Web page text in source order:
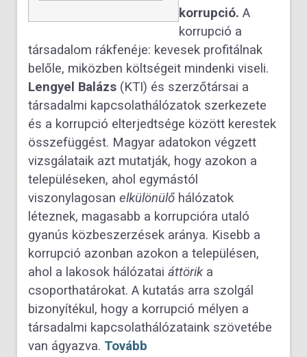
korrupció. A
korrupció a
társadalom rákfenéje: kevesek profitálnak
belőle, miközben költségeit mindenki viseli.
Lengyel Balázs (KTI) és szerzőtársai a
társadalmi kapcsolathálózatok szerkezete
és a korrupció elterjedtsége között kerestek
összefüggést. Magyar adatokon végzett
vizsgálataik azt mutatják, hogy azokon a
településeken, ahol egymástól
viszonylagosan elkülönülőhálózatok
léteznek, magasabb a korrupcióra utaló
gyanús közbeszerzések aránya. Kisebb a
korrupció azonban azokon a településen,
ahol a lakosok hálózatai áttörika
csoporthatárokat. A kutatás arra szolgál
bizonyítékul, hogy a korrupció mélyen a
társadalmi kapcsolathálózataink szövetébe
van ágyazva. Tovább